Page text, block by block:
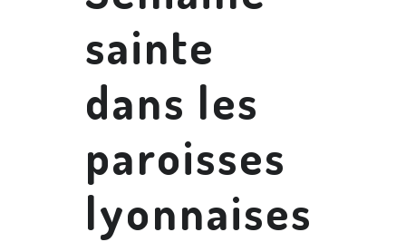
sainte
dans les
paroisses
lyonnaises